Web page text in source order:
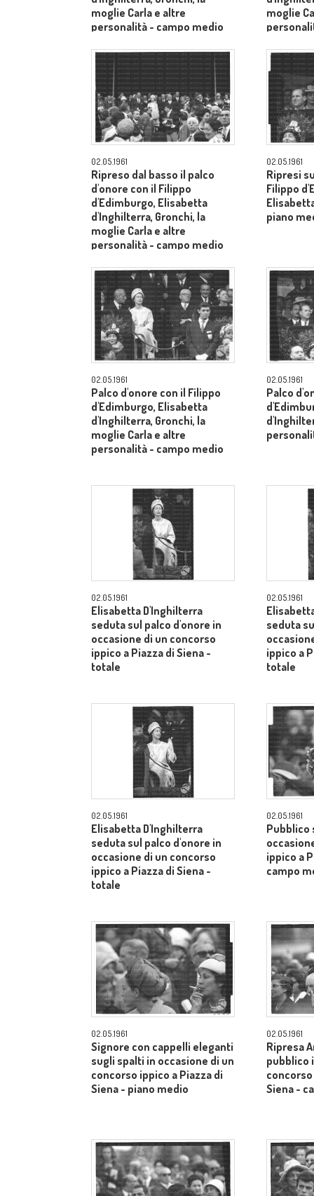
moglie Carla e altre
personalità - campo medio
moglie
02.05.1961
Ripreso dal basso il palco
d'onore con il Filippo
d'Edimburgo, Elisabetta
d'Inghilterra, Gronchi, la
moglie Carla e altre
personalità - campo medio
02.05.1961
Ripresi
Filippo
piano
02.05.1961
Palco d'onore con il Filippo
d'Edimburgo, Elisabetta
d'Inghilterra, Gronchi, la
moglie Carla e altre
personalità - campo medio
02.05.1961
Palco
02.05.1961
Elisabetta D'Inghilterra
seduta sul palco d'onore in
occasione di un concorso
ippico a Piazza di Siena -
totale
02.05.1961
seduta
ippico a
totale
02.05.1961
Elisabetta D'Inghilterra
seduta sul palco d'onore in
occasione di un concorso
ippico a Piazza di Siena -
totale
02.05.1961
Pubblico
ippico a
campo
02.05.1961
Signore con cappelli eleganti
sugli spalti in occasione di un
concorso ippico a Piazza di
Siena - piano medio
02.05.1961
Ripresa
pubblico
Siena -